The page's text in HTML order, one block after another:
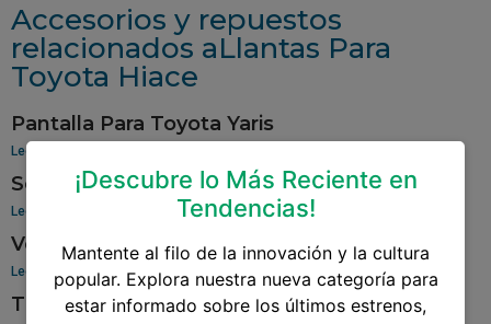
Accesorios y repuestos
relacionados aLlantas Para
Toyota Hiace
Pantalla Para Toyota Yaris
Leer más »
Sensor De Oxigeno Para Toyota Corolla
Leer más »
Venta De Aros Para Toyota Hilux
Leer más »
Tablero Para Toyota 94
¡Descubre lo Más Reciente en
Tendencias!
Mantente al filo de la innovación y la cultura
popular. Explora nuestra nueva categoría para
estar informado sobre los últimos estrenos,